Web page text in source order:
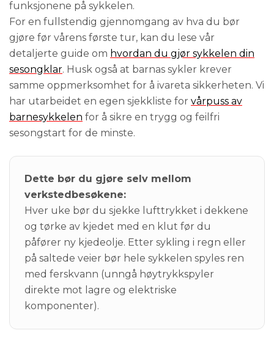
funksjonene på sykkelen.
For en fullstendig gjennomgang av hva du bør
gjøre før vårens første tur, kan du lese vår
detaljerte guide om hvordan du gjør sykkelen din
sesongklar. Husk også at barnas sykler krever
samme oppmerksomhet for å ivareta sikkerheten. Vi
har utarbeidet en egen sjekkliste for vårpuss av
barnesykkelen for å sikre en trygg og feilfri
sesongstart for de minste.
Dette bør du gjøre selv mellom
verkstedbesøkene:
Hver uke bør du sjekke lufttrykket i dekkene
og tørke av kjedet med en klut før du
påfører ny kjedeolje. Etter sykling i regn eller
på saltede veier bør hele sykkelen spyles ren
med ferskvann (unngå høytrykkspyler
direkte mot lagre og elektriske
komponenter).